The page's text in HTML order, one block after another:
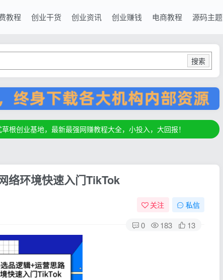
教程 创业干货 创业资讯 创业赚钱 电商教程 源码主题
搜索
根创业基地，最新最强网赚教程大全，小投入，大回报！
根创业基地，最新最强网赚教程大全，小投入，大回报！
根创业基地，最新最强网赚教程大全，小投入，大回报！
络环境快速入门TikTok
关注 私信
0 183 13